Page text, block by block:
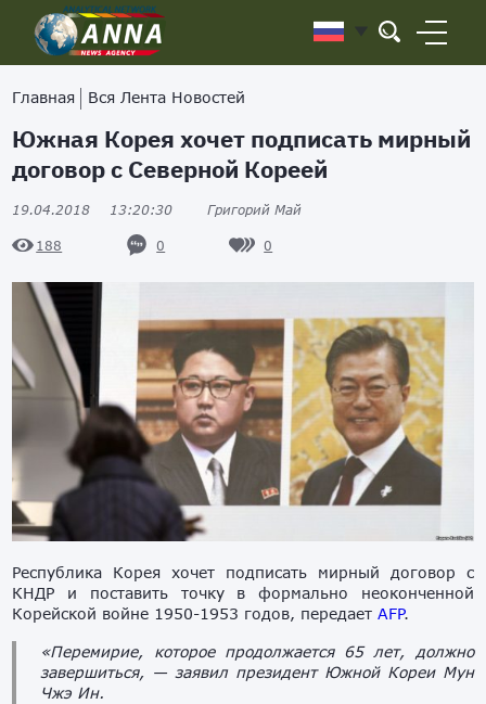
Главная Вся Лента Новостей
Южная Корея хочет подписать мирный
договор с Северной Кореей
19.04.2018 13:20:30 Григорий Май
188 0 0
Республика Корея хочет подписать мирный договор с
КНДР и поставить точку в формально неоконченной
Корейской войне 1950-1953 годов, передаетAFP.
«Перемирие, которое продолжается 65 лет, должно
завершиться, — заявил президент Южной Кореи Мун
Чжэ Ин.